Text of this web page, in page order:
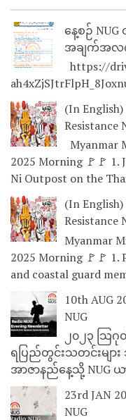
နေ့စဉ်
အချက်အလက်
https://
(In
Resistance
Myanmar
2025 Morning 🚩🚩 1.
Ni Outpost on the
(In
Resistance
Myanmar
2025 Morning 🚩🚩 1.
and coastal guard
10th AUG
NUG
၂၀၂၃ သြ
ရပြည်တွင်းသတင်းများ
အာဇာနည်နေ့သို့ NUG
23rd JAN
NUG